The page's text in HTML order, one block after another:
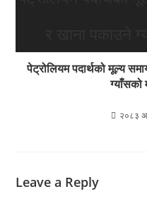
पेट्रोलियम पदार्थको मूल्य
२०८३
Leave a Reply